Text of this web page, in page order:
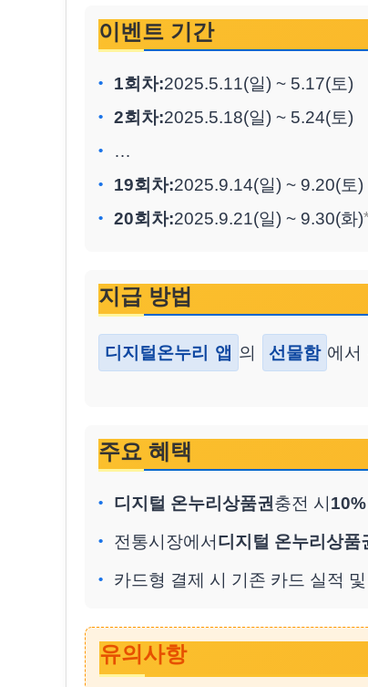
이벤트 기간
1회차:2025.5.11(일) ~ 5.17(토)
2회차:2025.5.18(일) ~ 5.24(토)
…
19회차:2025.9.14(일) ~ 9.20(토)
20회차:2025.9.21(일) ~ 9.30(화)
지급 방법
디지털온누리 앱 의 선물함 에서
주요 혜택
디지털 온누리상품권 충전 시
전통시장에서 디지털 온누리상품
카드형 결제 시 기존 카드 실적
유의사항